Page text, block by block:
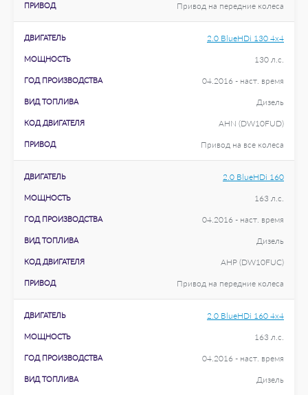
ПРИВОД Привод на передние колеса
ДВИГАТЕЛЬ 2.0 BlueHDi 130 4x4
МОЩНОСТЬ 130 л.с.
ГОД ПРОИЗВОДСТВА 04.2016 - наст. время
ВИД ТОПЛИВА Дизель
КОД ДВИГАТЕЛЯ AHN (DW10FUD)
ПРИВОД Привод на все колеса
ДВИГАТЕЛЬ 2.0 BlueHDi 160
МОЩНОСТЬ 163 л.с.
ГОД ПРОИЗВОДСТВА 04.2016 - наст. время
ВИД ТОПЛИВА Дизель
КОД ДВИГАТЕЛЯ AHP (DW10FUC)
ПРИВОД Привод на передние колеса
ДВИГАТЕЛЬ 2.0 BlueHDi 160 4x4
МОЩНОСТЬ 163 л.с.
ГОД ПРОИЗВОДСТВА 04.2016 - наст. время
ВИД ТОПЛИВА Дизель